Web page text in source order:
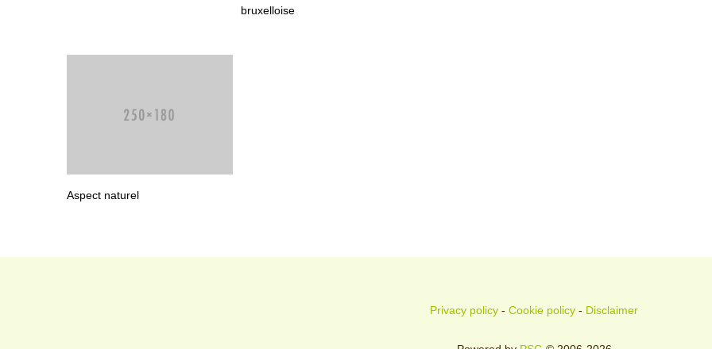
bruxelloise
Aspect naturel
Privacy policy - Cookie policy - Disclaimer